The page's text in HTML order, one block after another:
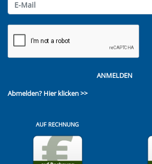
ANMELDEN
Abmelden? Hier klicken >>
AUF RECHNUNG